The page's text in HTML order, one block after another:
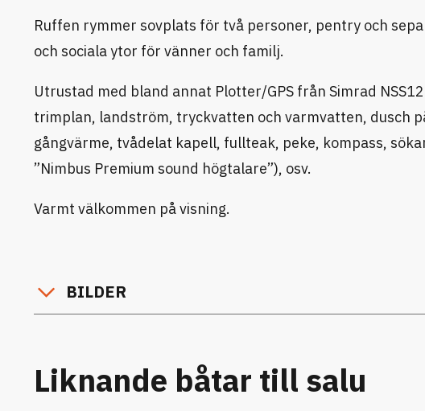
Ruffen rymmer sovplats för två personer, pentry och
och sociala ytor för vänner och familj.
Utrustad med bland annat Plotter/GPS från Simrad
trimplan, landström, tryckvatten och varmvatten, dusch
gångvärme, tvådelat kapell, fullteak, peke, kompass,
”Nimbus Premium sound högtalare”), osv.
Varmt välkommen på visning.
BILDER
Liknande båtar till salu